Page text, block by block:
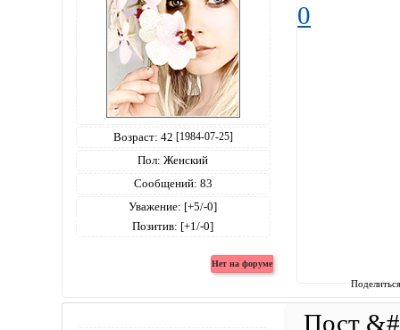
Возраст: 42 [1984-07-25]
Пол: Женский
Сообщений: 83
Уважение: [+5/-0]
Позитив: [+1/-0]
0